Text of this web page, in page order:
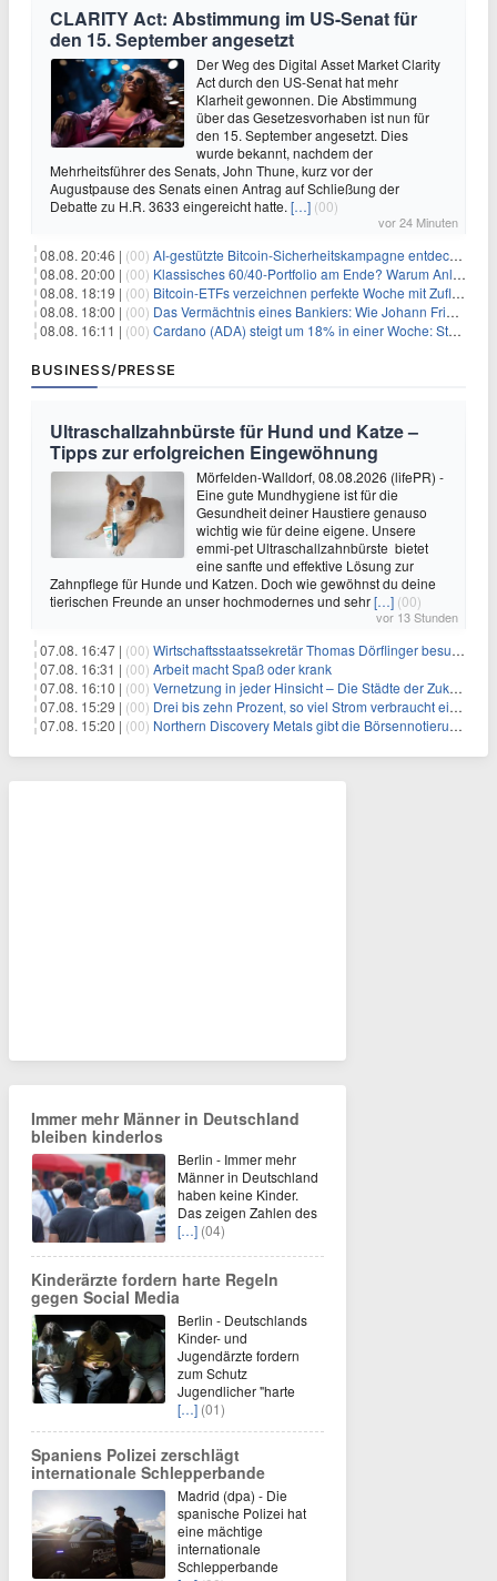
CLARITY Act: Abstimmung im US-Senat für
den 15. September angesetzt
Der Weg des Digital Asset Market Clarity
Act durch den US-Senat hat mehr
Klarheit gewonnen. Die Abstimmung
über das Gesetzesvorhaben ist nun für
den 15. September angesetzt. Dies
wurde bekannt, nachdem der
Mehrheitsführer des Senats, John Thune, kurz vor der
Augustpause des Senats einen Antrag auf Schließung der
Debatte zu H.R. 3633 eingereicht hatte. […] (00)
vor 24 Minuten
08.08. 20:46 | (00) AI-gestützte Bitcoin-Sicherheitskampagne entdeckt fast 5.000 Softwareprobleme in 390 Projekten
08.08. 20:00 | (00) Klassisches 60/40-Portfolio am Ende? Warum Anleger jetzt radikal umdenken müssen
08.08. 18:19 | (00) Bitcoin-ETFs verzeichnen perfekte Woche mit Zuflüssen auf 3-Monats-Hoch
08.08. 18:00 | (00) Das Vermächtnis eines Bankiers: Wie Johann Friedrich Städel sein Imperium unsterblich machte
08.08. 16:11 | (00) Cardano (ADA) steigt um 18% in einer Woche: Steht ein Kurs von $0,30 bevor?
BUSINESS/PRESSE
Ultraschallzahnbürste für Hund und Katze –
Tipps zur erfolgreichen Eingewöhnung
Mörfelden-Walldorf, 08.08.2026 (lifePR) -
Eine gute Mundhygiene ist für die
Gesundheit deiner Haustiere genauso
wichtig wie für deine eigene. Unsere
emmi-pet Ultraschallzahnbürste bietet
eine sanfte und effektive Lösung zur
Zahnpflege für Hunde und Katzen. Doch wie gewöhnst du deine
tierischen Freunde an unser hochmodernes und sehr[…] (00)
vor 13 Stunden
07.08. 16:47 | (00) Wirtschaftsstaatssekretär Thomas Dörflinger besucht Handwerksbetrieb im Kammerbezirk Freiburg
07.08. 16:31 | (00) Arbeit macht Spaß oder krank
07.08. 16:10 | (00) Vernetzung in jeder Hinsicht – Die Städte der Zukunft sind grün-blau
07.08. 15:29 | (00) Drei bis zehn Prozent, so viel Strom verbraucht ein Aufzug im Gebäude
07.08. 15:20 | (00) Northern Discovery Metals gibt die Börsennotierung an der Frankfurter Wertpapierbörse bekannt
Immer mehr Männer in Deutschland
bleiben kinderlos
Berlin - Immer mehr
Männer in Deutschland
haben keine Kinder.
Das zeigen Zahlen des
[…] (04)
Kinderärzte fordern harte Regeln
gegen Social Media
Berlin - Deutschlands
Kinder- und
Jugendärzte fordern
zum Schutz
Jugendlicher "harte
[…] (01)
Spaniens Polizei zerschlägt
internationale Schlepperbande
Madrid (dpa) - Die
spanische Polizei hat
eine mächtige
internationale
Schlepperbande